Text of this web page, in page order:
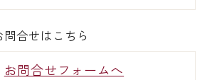
合せはこちら
お問合せフォームへ